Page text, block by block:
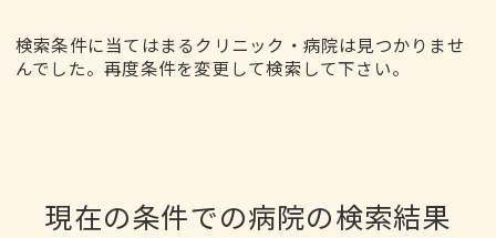
検索条件に当てはまるクリニック・病院は見つかりませ
んでした。再度条件を変更して検索して下さい。
現在の条件での病院の検索結果